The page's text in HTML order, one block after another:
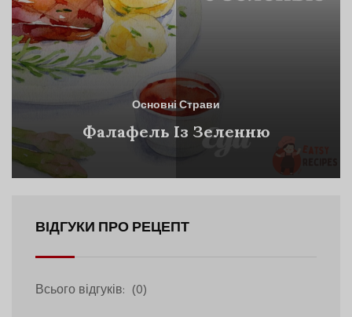
Основні Страви
Фалафель Із Зеленню
ВІДГУКИ ПРО РЕЦЕПТ
Всього відгуків: (0)